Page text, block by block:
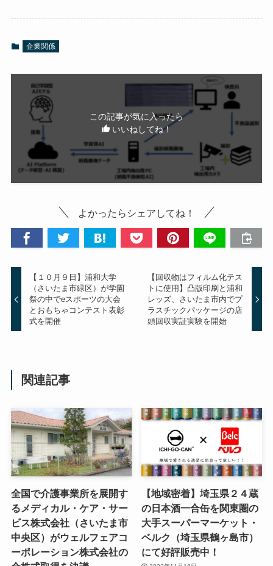
企業関係
この記事が気に入ったら
いいねしてね！
よかったらシェアしてね！
【１０月９日】浦和大学
（さいたま市緑区）が学園
祭の中でeスポーツの大会
とおもちゃコンテスト表彰
式を開催
【回収物はフィルム化テス
トに使用】凸版印刷と浦和
レッズ、さいたま市内でプ
ラスチックパッケージの店
頭回収実証実験を開始
関連記事
全国で介護事業所を展開す
るメディカル・ケア・サー
ビス株式会社（さいたま市
中央区）がウェルフェアコ
ーポレーション株式会社の
【地域密着】埼玉県２４蔵
の日本酒一合缶を関東圏の
大手スーパーマーケット・
ベルク（埼玉県鶴ヶ島市）
にて好評販売中！